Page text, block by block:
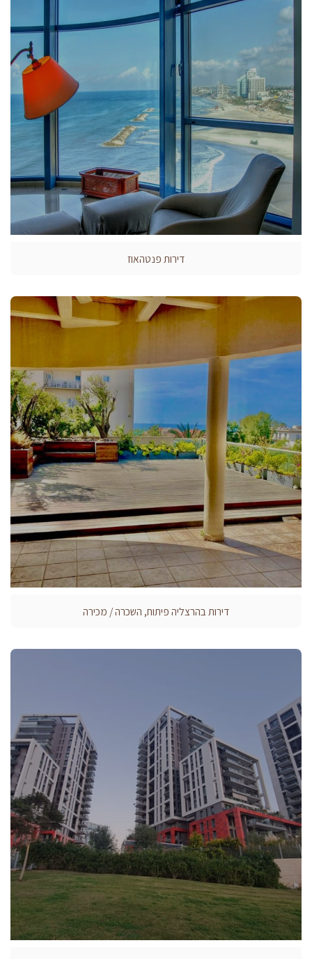
דירות פנטהאוז
דירות בהרצליה פיתוח, השכרה / מכירה